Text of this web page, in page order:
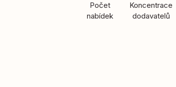
Počet
nabídek
Koncentrace
dodavatelů